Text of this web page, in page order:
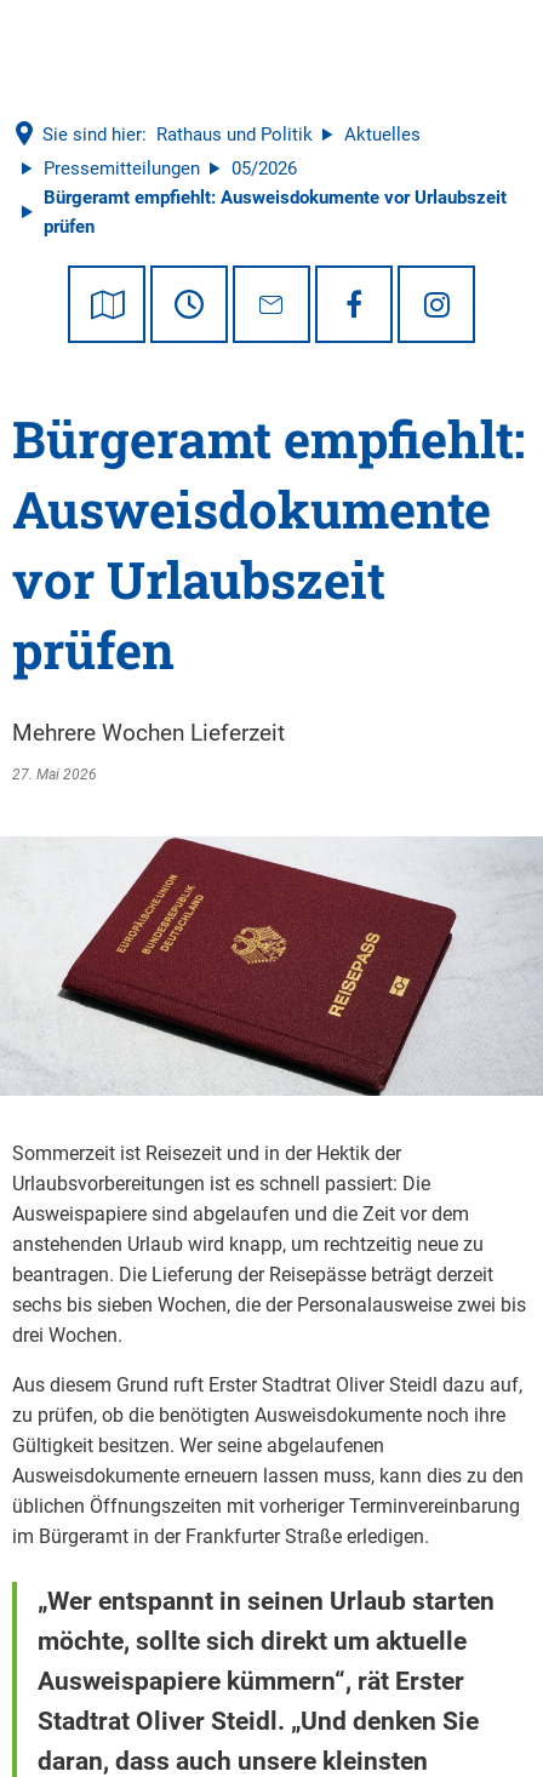
Sie sind hier: Rathaus und Politik
Aktuelles
Pressemitteilungen
05/2026
Bürgeramt empfiehlt: Ausweisdokumente vor Urlaubszeit
prüfen
Bürgeramt empfiehlt:
Ausweisdokumente
vor Urlaubszeit
prüfen
Mehrere Wochen Lieferzeit
27. Mai 2026
Sommerzeit ist Reisezeit und in der Hektik der
Urlaubsvorbereitungen ist es schnell passiert: Die
Ausweispapiere sind abgelaufen und die Zeit vor dem
anstehenden Urlaub wird knapp, um rechtzeitig neue zu
beantragen. Die Lieferung der Reisepässe beträgt derzeit
sechs bis sieben Wochen, die der Personalausweise zwei bis
drei Wochen.
Aus diesem Grund ruft Erster Stadtrat Oliver Steidl dazu auf,
zu prüfen, ob die benötigten Ausweisdokumente noch ihre
Gültigkeit besitzen. Wer seine abgelaufenen
Ausweisdokumente erneuern lassen muss, kann dies zu den
üblichen Öffnungszeiten mit vorheriger Terminvereinbarung
im Bürgeramt in der Frankfurter Straße erledigen.
„Wer entspannt in seinen Urlaub starten
möchte, sollte sich direkt um aktuelle
Ausweispapiere kümmern“, rät Erster
Stadtrat Oliver Steidl. „Und denken Sie
daran, dass auch unsere kleinsten